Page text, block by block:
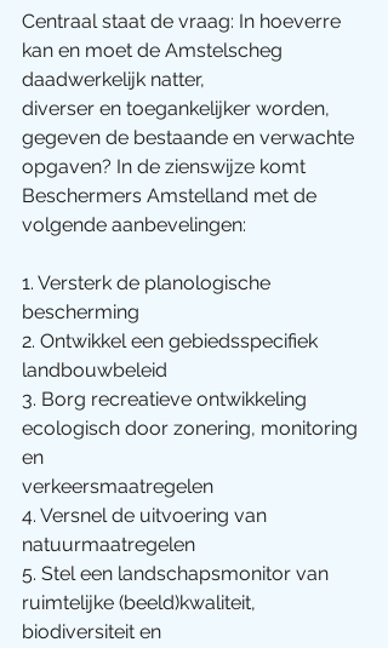
Centraal staat de vraag: In hoeverre
kan en moet de Amstelscheg
daadwerkelijk natter,
diverser en toegankelijker worden,
gegeven de bestaande en verwachte
opgaven? In de zienswijze komt
Beschermers Amstelland met de
volgende aanbevelingen:
1. Versterk de planologische
bescherming
2. Ontwikkel een gebiedsspecifiek
landbouwbeleid
3. Borg recreatieve ontwikkeling
ecologisch door zonering, monitoring
en
verkeersmaatregelen
4. Versnel de uitvoering van
natuurmaatregelen
5. Stel een landschapsmonitor van
ruimtelijke (beeld)kwaliteit,
biodiversiteit en